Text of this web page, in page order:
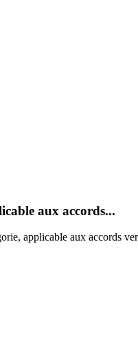
aux accords...
applicable aux accords